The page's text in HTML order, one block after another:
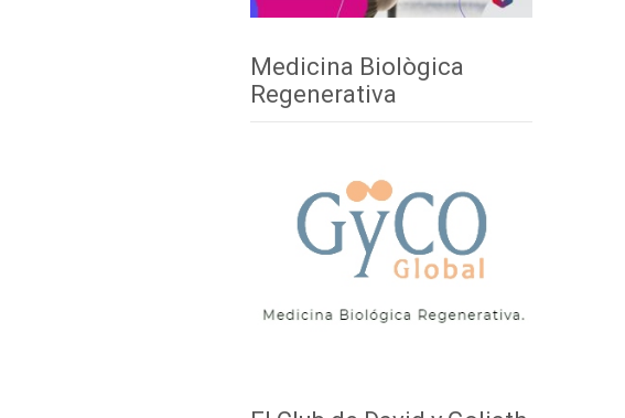
Medicina Biològica
Regenerativa